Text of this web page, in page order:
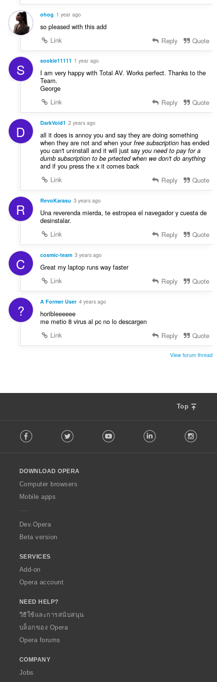
ohog 1 year ago
so pleased with this add
Link
Reply Quote
S sookie11111 1 year ago
I am very happy with Total AV. Works perfect. Thanks to the
Team.
George
Link
Reply Quote
D DarkVoid1 2 years ago
all it does is annoy you and say they are doing something
when they are not and when yourfree subscriptionhas ended
you can't uninstall and it will just say you need to pay for a
dumb subscription to be prtected when we don't do anything
and if you press the x it comes back
Link
Reply Quote
R RevoKarasu 3 years ago
Una reverenda mierda, te estropea el navegador y cuesta de
desinstalar.
Link
Reply Quote
C cosmic-team 3 years ago
Great my laptop runs way faster
Link
Reply Quote
? A Former User 4 years ago
horibleeeeee
me metio 8 virus al pc no lo descargen
Link
Reply Quote
View forum thread
Top
o
w
O
p
a
Facebook Twitter Youtube LinkedIn
DOWNLOAD OPERA
Computer browsers
Mobile apps
Dev.Opera
Beta version
SERVICES
Add-on
Opera account
NEED HELP?
วิธีใช้และการสนับสนุน
บล็อกของ Opera
Opera forums
COMPANY
Jobs